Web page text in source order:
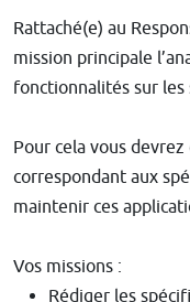
Rattaché(e) au
mission principale
fonctionnalités sur les
​Pour cela vous
correspondant aux
maintenir ces
Vos missions :
Rédiger les